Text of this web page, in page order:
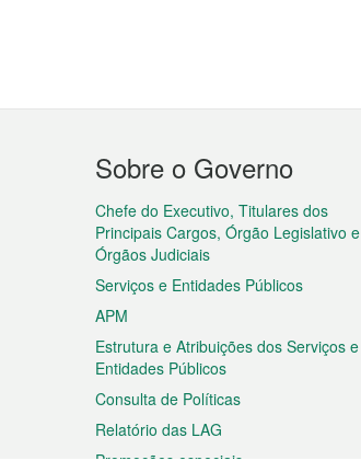
Menu
do
rodapé
Sobre o Governo
Chefe do Executivo, Titulares dos
Principais Cargos, Órgão Legislativo e
Órgãos Judiciais
Serviços e Entidades Públicos
APM
Estrutura e Atribuições dos Serviços e
Entidades Públicos
Consulta de Políticas
Relatório das LAG
Promoções especiais